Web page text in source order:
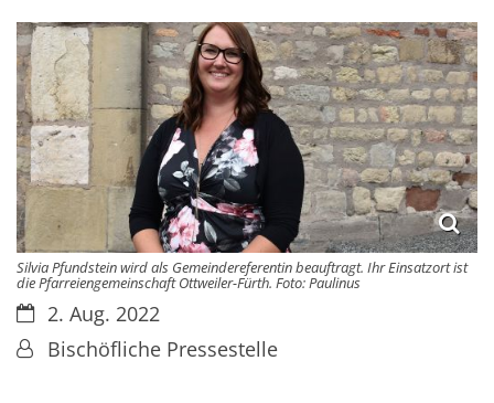
Silvia Pfundstein wird als Gemeindereferentin beauftragt. Ihr Einsatzort ist
die Pfarreiengemeinschaft Ottweiler-Fürth. Foto: Paulinus
Datum:2. Aug. 2022
Von:Bischöfliche Pressestelle